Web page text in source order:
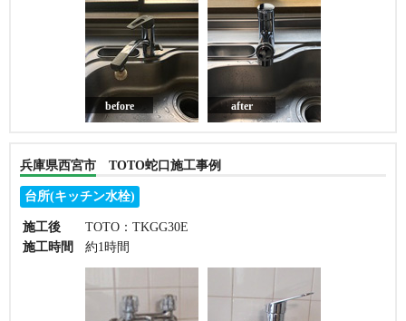
before after
兵庫県西宮市 TOTO蛇口施工事例
台所(キッチン水栓)
施工後
TOTO：TKGG30E
施工時間
約1時間